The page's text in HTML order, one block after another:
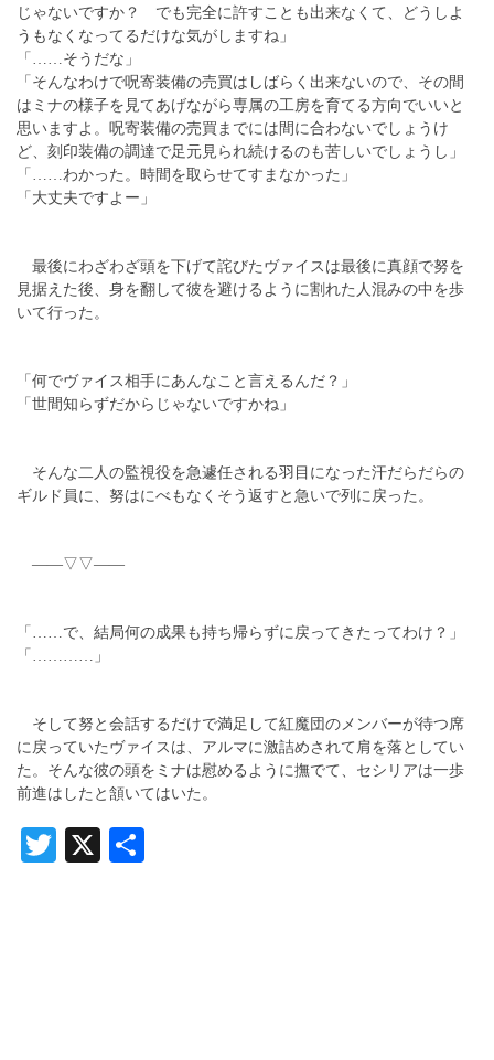
じゃないですか？ でも完全に許すことも出来なくて、どうしよ
うもなくなってるだけな気がしますね」
「……そうだな」
「そんなわけで呪寄装備の売買はしばらく出来ないので、その間
はミナの様子を見てあげながら専属の工房を育てる方向でいいと
思いますよ。呪寄装備の売買までには間に合わないでしょうけ
ど、刻印装備の調達で足元見られ続けるのも苦しいでしょうし」
「……わかった。時間を取らせてすまなかった」
「大丈夫ですよー」
最後にわざわざ頭を下げて詫びたヴァイスは最後に真顔で努を
見据えた後、身を翻して彼を避けるように割れた人混みの中を歩
いて行った。
「何でヴァイス相手にあんなこと言えるんだ？」
「世間知らずだからじゃないですかね」
そんな二人の監視役を急遽任される羽目になった汗だらだらの
ギルド員に、努はにべもなくそう返すと急いで列に戻った。
――▽▽――
「……で、結局何の成果も持ち帰らずに戻ってきたってわけ？」
「…………」
そして努と会話するだけで満足して紅魔団のメンバーが待つ席
に戻っていたヴァイスは、アルマに激詰めされて肩を落としてい
た。そんな彼の頭をミナは慰めるように撫でて、セシリアは一歩
前進はしたと頷いてはいた。
Twitter
X